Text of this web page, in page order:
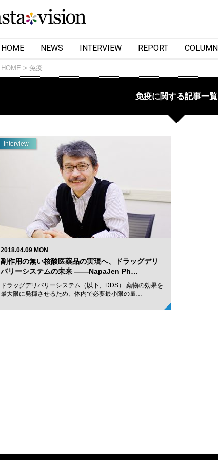
HOME NEWS INTERVIEW REPORT COLUMN
HOME 免疫
免疫に関する記事一覧
Interview
2018.04.09 MON
副作用の無い核酸医薬品の実現へ、ドラッグデリ
バリーシステムの未来 ――NapaJen Ph…
ドラッグデリバリーシステム（以下、DDS） 薬物の効果を
最大限に発揮させるため、体内で必要最小限の量…